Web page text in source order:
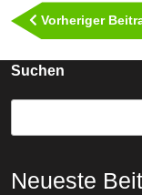
Vorheriger
Suchen
Neueste